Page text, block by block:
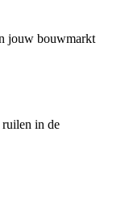
jouw bouwmarkt
ruilen in de